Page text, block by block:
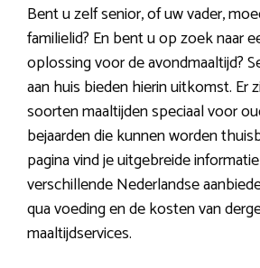
Bent u zelf senior, of uw vader,
familielid? En bent u op zoek naar
oplossing voor de avondmaaltijd?
aan huis bieden hierin uitkomst. Er
soorten maaltijden speciaal voor
bejaarden die kunnen worden
pagina vind je uitgebreide
verschillende Nederlandse
qua voeding en de kosten van
maaltijdservices.